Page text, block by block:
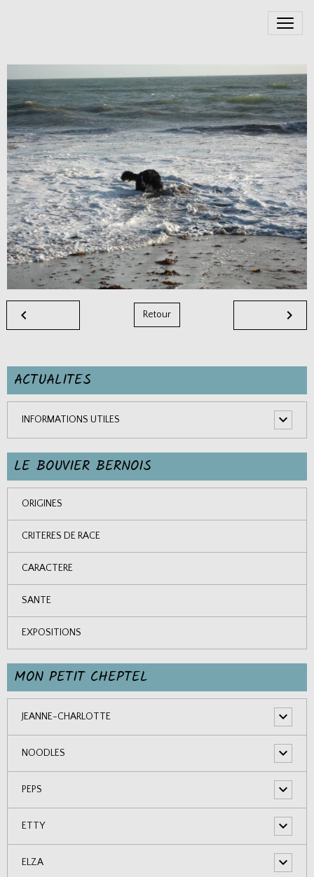
Retour
ACTUALITES
INFORMATIONS UTILES
LE BOUVIER BERNOIS
ORIGINES
CRITERES DE RACE
CARACTERE
SANTE
EXPOSITIONS
MON PETIT CHEPTEL
JEANNE-CHARLOTTE
NOODLES
PEPS
ETTY
ELZA